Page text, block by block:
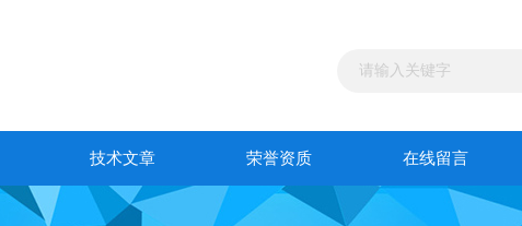
技术文章 荣誉资质 在线留言